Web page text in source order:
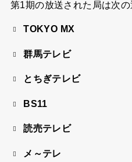
第1期の放送された局は次の
TOKYO MX
群馬テレビ
とちぎテレビ
BS11
読売テレビ
メ～テレ